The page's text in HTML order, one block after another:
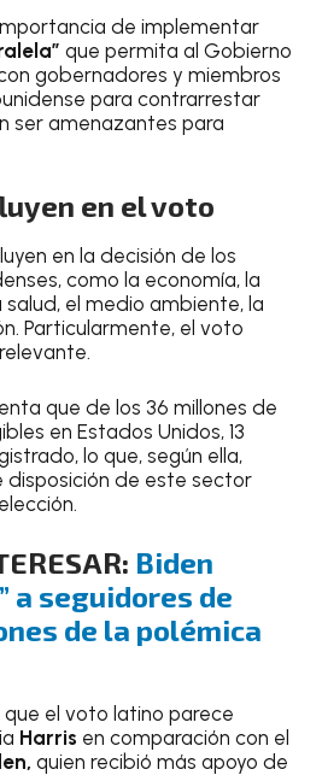
de implementar
que permita al Gobierno
gobernadores y miembros
para contrarrestar
ser amenazantes para
en el voto
en la decisión de los
como la economía, la
el medio ambiente, la
Particularmente, el voto
que de los 36 millones de
en Estados Unidos, 13
lo que, según ella,
de este sector
Biden
a seguidores de
de la polémica
el voto latino parece
Harris en comparación con el
quien recibió más apoyo de